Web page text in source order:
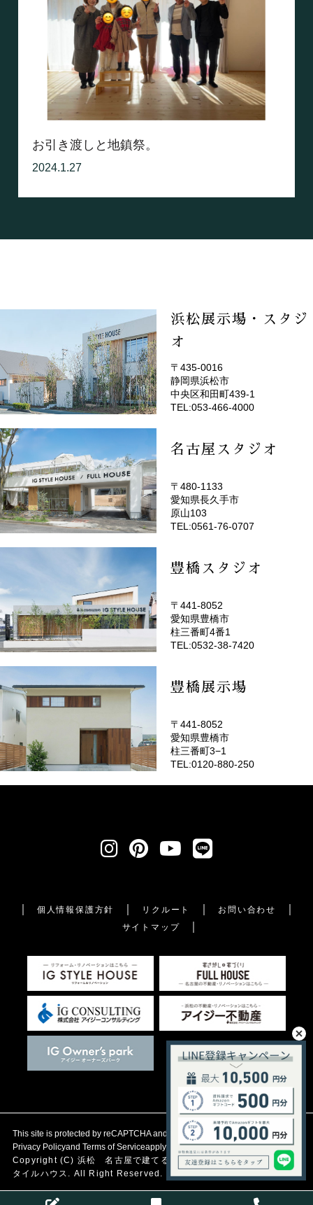
お引き渡しと地鎮祭。
2024.1.27
浜松展示場・スタジ
オ
(EMOTOP浜松)
〒435-0016
静岡県浜松市
中央区和田町439-1
TEL:053-466-4000
名古屋スタジオ
(EMOTOP名古屋)
〒480-1133
愛知県長久手市
原山103
TEL:0561-76-0707
豊橋スタジオ
(EMOTOP豊橋)
〒441-8052
愛知県豊橋市
柱三番町4番1
TEL:0532-38-7420
豊橋展示場
〒441-8052
愛知県豊橋市
柱三番町3−1
TEL:0120-880-250
個人情報保護方針 リクルート
お問い合わせ
サイトマップ
This site is protected by reCAPTCHA and the Google
Privacy Policyand Terms of Serviceapply.
Copyright (C) 浜松 名古屋で建てる自然素材の注文住宅アイジース
タイルハウス. All Right Reserved.